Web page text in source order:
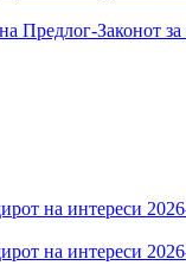
Предлог-Законот
на интереси
на интереси